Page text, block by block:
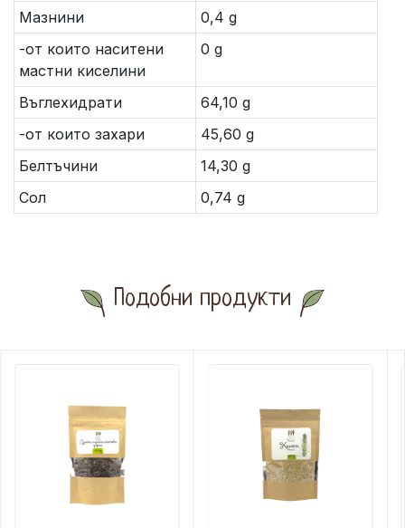
Мазнини
0,4 g
-от които наситени
мастни киселини
0 g
Въглехидрати
64,10 g
-от които захари
45,60 g
Белтъчини
14,30 g
Сол
0,74 g
Подобни продукти